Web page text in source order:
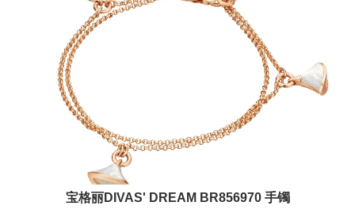
宝格丽DIVAS' DREAM BR856970 手镯